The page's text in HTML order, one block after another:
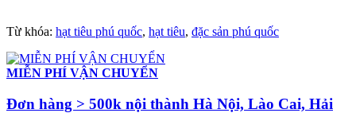
Từ khóa: hạt tiêu phú quốc, hạt tiêu, đặc sản phú quốc
MIỄN PHÍ VẬN CHUYỂN
Đơn hàng > 500k nội thành Hà Nội, Lào Cai, Hải